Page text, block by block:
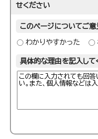
せください
このページについてご
わかりやすかった
具体的な理由を記入して